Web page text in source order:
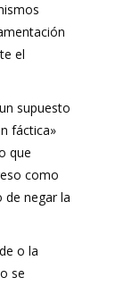
el
supuesto
fáctica»
que
como
negar la
o la
se